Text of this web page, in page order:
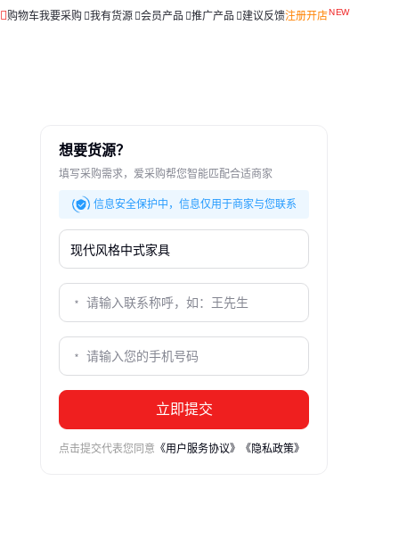
购物车我要采购 我有货源 会员产品 推广产品 建议反馈注册开店
想要货源？
填写采购需求，爱采购帮您智能匹配合适商家
信息安全保护中，信息仅用于商家与您联系
立即提交
点击提交代表您同意 《用户服务协议》 《隐私政策》